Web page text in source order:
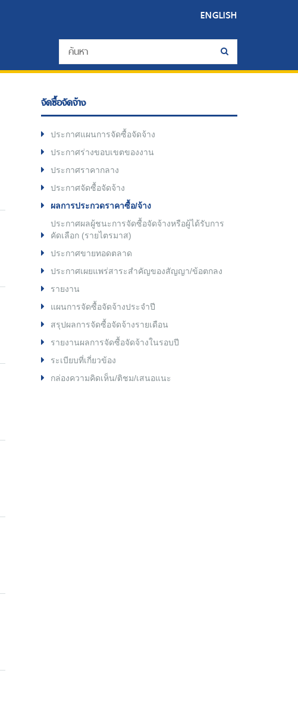
ENGLISH
จัดซื้อจัดจ้าง
ประกาศแผนการจัดซื้อจัดจ้าง
ประกาศร่างขอบเขตของงาน
ประกาศราคากลาง
ประกาศจัดซื้อจัดจ้าง
ผลการประกวดราคาซื้อ/จ้าง
ประกาศผลผู้ชนะการจัดซื้อจัดจ้างหรือผู้ได้รับการ
คัดเลือก (รายไตรมาส)
ประกาศขายทอดตลาด
ประกาศเผยแพร่สาระสำคัญของสัญญา/ข้อตกลง
รายงาน
แผนการจัดซื้อจัดจ้างประจำปี
สรุปผลการจัดซื้อจัดจ้างรายเดือน
รายงานผลการจัดซื้อจัดจ้างในรอบปี
ระเบียบที่เกี่ยวข้อง
กล่องความคิดเห็น/ติชม/เสนอแนะ